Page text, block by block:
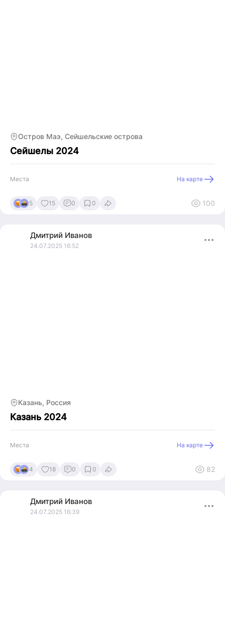
Остров Маэ, Сейшельские острова
Сейшелы 2024
Места На карте
5 15 0 0 100
Дмитрий Иванов
24.07.2025 16:52
Казань, Россия
Казань 2024
Места На карте
4 18 0 0 82
Дмитрий Иванов
24.07.2025 16:39